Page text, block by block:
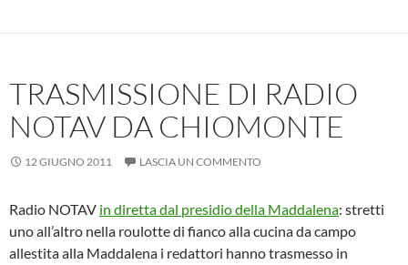
TRASMISSIONE DI RADIO
NOTAV DA CHIOMONTE
12 GIUGNO 2011 LASCIA UN COMMENTO
Radio NOTAV in diretta dal presidio della Maddalena: stretti
uno all’altro nella roulotte di fianco alla cucina da campo
allestita alla Maddalena i redattori hanno trasmesso in